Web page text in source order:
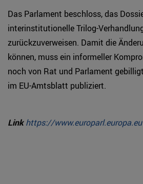
Das Parlament beschloss, das
interinstitutionelle Trilog-
zurückzuverweisen. Damit die
können, muss ein informeller
noch von Rat und Parlament
im EU-Amtsblatt publiziert.
Linkhttps://www.europarl.europa.eu